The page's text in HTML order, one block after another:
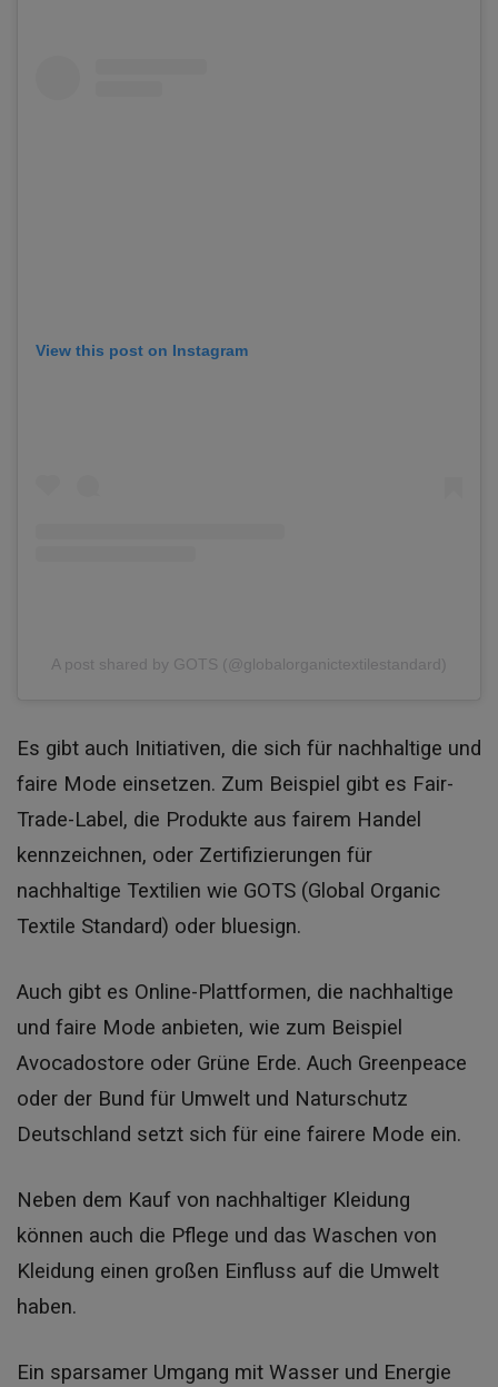
View this post on Instagram
A post shared by GOTS (@globalorganictextilestandard)
Es gibt auch Initiativen, die sich für nachhaltige und
faire Mode einsetzen. Zum Beispiel gibt es Fair-
Trade-Label, die Produkte aus fairem Handel
kennzeichnen, oder Zertifizierungen für
nachhaltige Textilien wie GOTS (Global Organic
Textile Standard) oder bluesign.
Auch gibt es Online-Plattformen, die nachhaltige
und faire Mode anbieten, wie zum Beispiel
Avocadostore oder Grüne Erde. Auch Greenpeace
oder der Bund für Umwelt und Naturschutz
Deutschland setzt sich für eine fairere Mode ein.
Neben dem Kauf von nachhaltiger Kleidung
können auch die Pflege und das Waschen von
Kleidung einen großen Einfluss auf die Umwelt
haben.
Ein sparsamer Umgang mit Wasser und Energie